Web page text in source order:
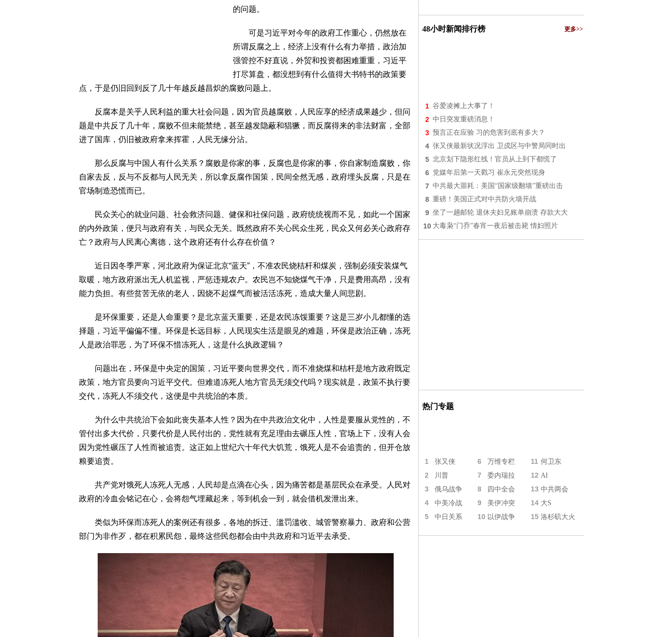
的问题。
可是习近平对今年的政府工作重心，仍然放在
所谓反腐之上，经济上没有什么有力举措，政治加
强管控不好直说，外贸和投资都困难重重，习近平
打尽算盘，都没想到有什么值得大书特书的政策要
点，于是仍旧回到反了几十年越反越昌炽的腐败问题上。
反腐本是关乎人民利益的重大社会问题，因为官员越腐败，人民应享的经济成果越少，但问
题是中共反了几十年，腐败不但未能禁绝，甚至越发隐蔽和猖獗，而反腐得来的非法财富，全部
进了国库，仍旧被政府拿来挥霍，人民无缘分沾。
那么反腐与中国人有什么关系？腐败是你家的事，反腐也是你家的事，你自家制造腐败，你
自家去反，反与不反都与人民无关，所以拿反腐作国策，民间全然无感，政府埋头反腐，只是在
官场制造恐慌而已。
民众关心的就业问题、社会救济问题、健保和社保问题，政府统统视而不见，如此一个国家
的内外政策，便只与政府有关，与民众无关。既然政府不关心民众生死，民众又何必关心政府存
亡？政府与人民离心离德，这个政府还有什么存在价值？
近日因冬季严寒，河北政府为保证北京“蓝天”，不准农民烧桔杆和煤炭，强制必须安装煤气
取暖，地方政府派出无人机监视，严惩违规农户。农民岂不知烧煤气干净，只是费用高昂，没有
能力负担。有些贫苦无依的老人，因烧不起煤气而被活活冻死，造成大量人间悲剧。
是环保重要，还是人命重要？是北京蓝天重要，还是农民冻馁重要？这是三岁小儿都懂的选
择题，习近平偏偏不懂。环保是长远目标，人民现实生活是眼见的难题，环保是政治正确，冻死
人是政治罪恶，为了环保不惜冻死人，这是什么执政逻辑？
问题出在，环保是中央定的国策，习近平要向世界交代，而不准烧煤和桔杆是地方政府既定
政策，地方官员要向习近平交代。但难道冻死人地方官员无须交代吗？现实就是，政策不执行要
交代，冻死人不须交代，这便是中共统治的本质。
为什么中共统治下会如此丧失基本人性？因为在中共政治文化中，人性是要服从党性的，不
管付出多大代价，只要代价是人民付出的，党性就有充足理由去碾压人性，官场上下，没有人会
因为党性碾压了人性而被追责。这正如上世纪六十年代大饥荒，饿死人是不会追责的，但开仓放
粮要追责。
共产党对饿死人冻死人无感，人民却是点滴在心头，因为痛苦都是基层民众在承受。人民对
政府的冷血会铭记在心，会将怨气埋藏起来，等到机会一到，就会借机发泄出来。
类似为环保而冻死人的案例还有很多，各地的拆迁、滥罚滥收、城管警察暴力、政府和公营
部门为非作歹，都在积累民怨，最终这些民怨都会由中共政府和习近平去承受。
48小时新闻排行榜 更多>>
1 谷爱凌摊上大事了！
2 中日突发重磅消息！
3 预言正在应验 习的危害到底有多大？
4 张又侠最新状况浮出 卫戍区与中警局同时出
5 北京划下隐形红线！官员从上到下都慌了
6 党媒年后第一天戳习 崔永元突然现身
7 中共最大噩耗：美国“国家级翻墙”重磅出击
8 重磅！美国正式对中共防火墙开战
9 坐了一趟邮轮 退休夫妇见账单崩溃 存款大大
10 大毒枭“门乔”春宵一夜后被击毙 情妇照片
热门专题
1 张又侠 6 万维专栏 11 何卫东
2 川普 7 委内瑞拉 12 AI
3 俄乌战争 8 四中全会 13 中共两会
4 中美冷战 9 美伊冲突 14 大S
5 中日关系 10 以伊战争 15 洛杉矶大火